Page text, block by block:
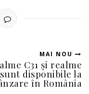
MAI NOU
C31 și realme
sunt disponibile la
în România